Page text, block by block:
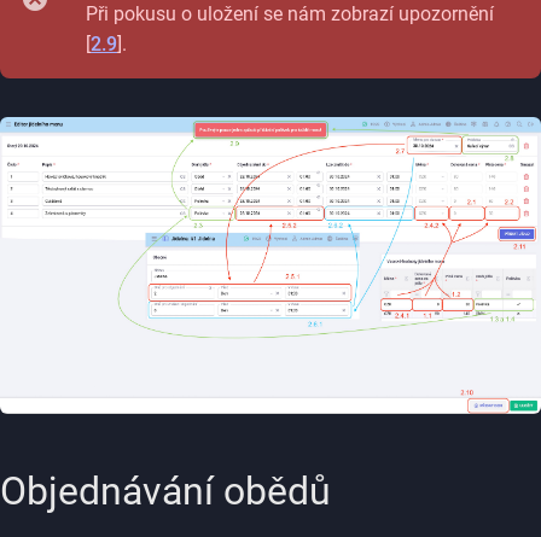
Při pokusu o uložení se nám zobrazí upozornění
[2.9].
Objednávání obědů